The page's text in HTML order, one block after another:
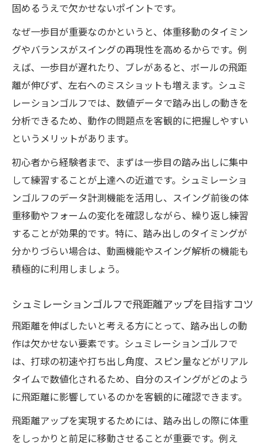
固めるうえで欠かせないポイントです。
なぜ一歩目が重要なのかというと、体重移動のタイミン
グやバランスがスイングの再現性を高めるからです。例
えば、一歩目が遅れたり、ブレがあると、ボールの飛距
離が伸びず、左右へのミスショットも増えます。シュミ
レーションゴルフでは、数値データで踏み出しの動きを
分析できるため、動作の問題点を客観的に把握しやすい
というメリットがあります。
初心者から経験者まで、まずは一歩目の踏み出しに集中
して練習することが上達への近道です。シュミレーショ
ンゴルフのデータ計測機能を活用し、スイング前後の体
重移動やフォームの変化を確認しながら、繰り返し練習
することが効果的です。特に、踏み出しのタイミングが
分かりづらい場合は、動画機能やスイング解析の機能も
積極的に利用しましょう。
シュミレーションゴルフで飛距離アップを目指すコツ
飛距離を伸ばしたいと考える方にとって、踏み出しの動
作は欠かせない要素です。シュミレーションゴルフで
は、打球の初速や打ち出し角度、スピン量などがリアル
タイムで数値化されるため、自分のスイングがどのよう
に飛距離に影響しているのかを客観的に確認できます。
飛距離アップを実現するためには、踏み出しの際に体重
をしっかりと前足に移動させることが重要です。例え